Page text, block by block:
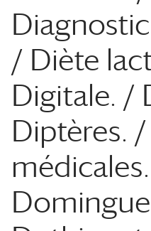
/ Diète
Digitale. /
Diptères.